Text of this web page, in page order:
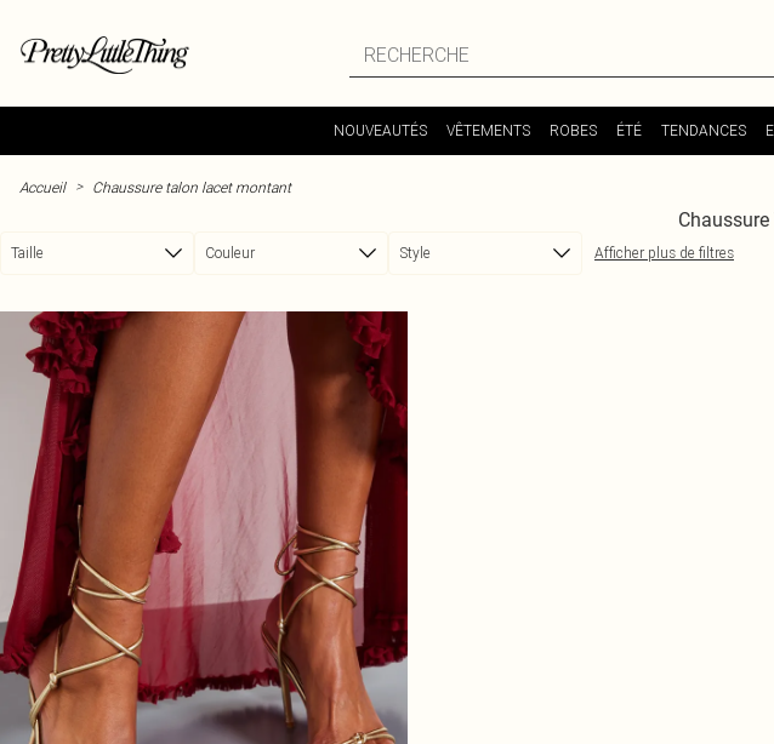
NOUVEAUTÉS VÊTEMENTS ROBES ÉTÉ TENDANCES
Accueil > Chaussure talon lacet montant
Taille Couleur Style
Afficher plus de filtres